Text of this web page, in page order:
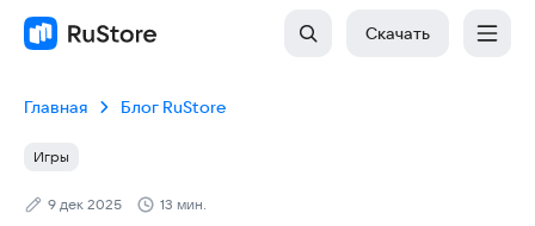
Скачать
Главная Блог RuStore
Игры
9 дек 2025 13 мин.